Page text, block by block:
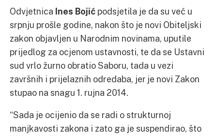
Odvjetnica Ines Bojić podsjetila je da su već u
srpnju prošle godine, nakon što je novi Obiteljski
zakon objavljen u Narodnim novinama, uputile
prijedlog za ocjenom ustavnosti, te da se Ustavni
sud vrlo žurno obratio Saboru, tada u vezi
završnih i prijelaznih odredaba, jer je novi Zakon
stupao na snagu 1. rujna 2014.
“Sada je ocijenio da se radi o strukturnoj
manjkavosti zakona i zato ga je suspendirao, što